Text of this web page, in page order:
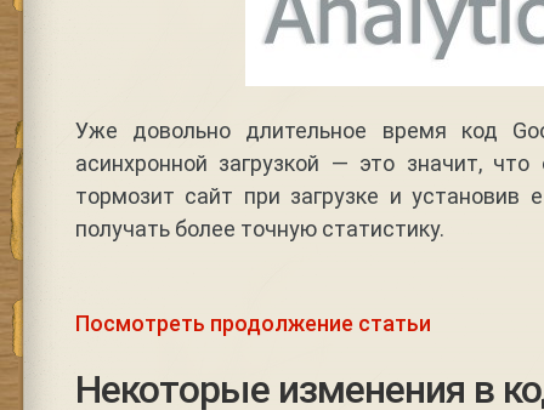
Уже довольно длительное время код
асинхронной загрузкой — это значит,
тормозит сайт при загрузке и
получать более точную статистику.
Посмотреть продолжение статьи
Некоторые изменения в